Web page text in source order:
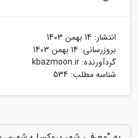
انتشار: 14 بهمن 1403
بروزرسانی: 14 بهمن 1403
گردآورنده: kbazmoon.ir
شناسه مطلب: 534